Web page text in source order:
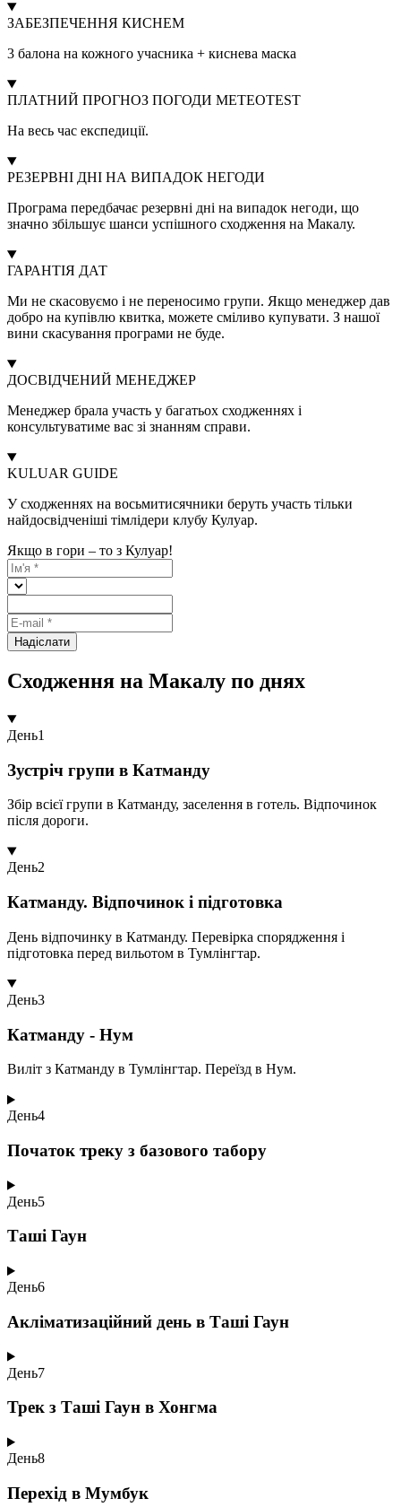
ЗАБЕЗПЕЧЕННЯ КИСНЕМ
3 балона на кожного учасника + киснева маска
ПЛАТНИЙ ПРОГНОЗ ПОГОДИ METEOTEST
На весь час експедиції.
РЕЗЕРВНІ ДНІ НА ВИПАДОК НЕГОДИ
Програма передбачає резервні дні на випадок негоди, що
значно збільшує шанси успішного сходження на Макалу.
ГАРАНТІЯ ДАТ
Ми не скасовуємо і не переносимо групи. Якщо менеджер дав
добро на купівлю квитка, можете сміливо купувати. З нашої
вини скасування програми не буде.
ДОСВІДЧЕНИЙ МЕНЕДЖЕР
Менеджер брала участь у багатьох сходженнях і
консультуватиме вас зі знанням справи.
KULUAR GUIDE
У сходженнях на восьмитисячники беруть участь тільки
найдосвідченіші тімлідери клубу Кулуар.
Якщо в гори – то з Кулуар!
Надіслати
Сходження на Макалу по днях
День1
Зустріч групи в Катманду
Збір всієї групи в Катманду, заселення в готель. Відпочинок
після дороги.
День2
Катманду. Відпочинок і підготовка
День відпочинку в Катманду. Перевірка спорядження і
підготовка перед вильотом в Тумлінгтар.
День3
Катманду - Нум
Виліт з Катманду в Тумлінгтар. Переїзд в Нум.
День4
Початок треку з базового табору
День5
Таші Гаун
День6
Акліматизаційний день в Таші Гаун
День7
Трек з Таші Гаун в Хонгма
День8
Перехід в Мумбук